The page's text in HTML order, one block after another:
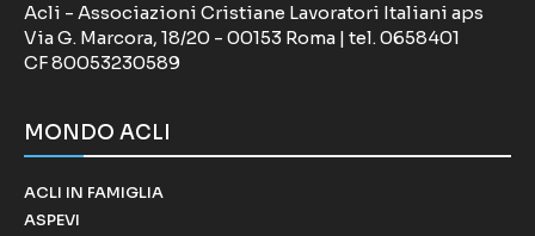
Acli - Associazioni Cristiane Lavoratori Italiani aps
Via G. Marcora, 18/20 - 00153 Roma | tel. 0658401
CF 80053230589
MONDO ACLI
ACLI IN FAMIGLIA
ASPEVI